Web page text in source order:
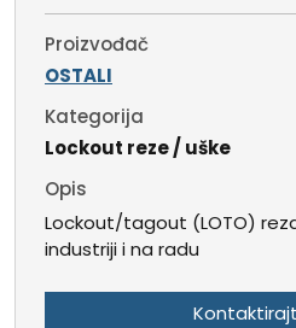
Proizvođač
OSTALI
Kategorija
Lockout reze / uške
Opis
Lockout/tagout (LOTO)
industriji i na radu